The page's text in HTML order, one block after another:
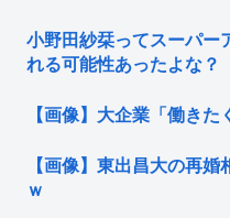
小野田紗栞ってスーパー
れる可能性あったよな？
【画像】大企業「働き
【画像】東出昌大の再
ｗ